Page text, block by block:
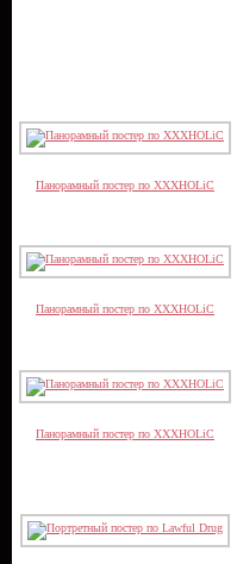
Панорамный постер по XXXHOLiC
Панорамный постер по XXXHOLiC
Панорамный постер по XXXHOLiC